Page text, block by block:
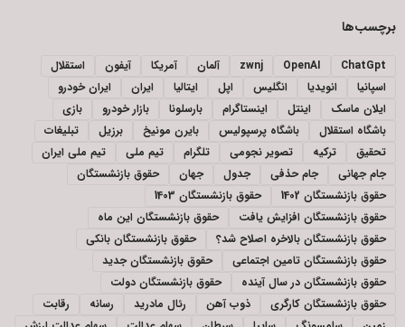
برچسب‌ها
ChatGpt
OpenAI
zwnj آلمان آمریکا آیفون
استقلال
اسپانیا
انویدیا انگلیس اپل ایتالیا ایران
ایران خودرو
ایلان ماسک
اینتل اینستاگرام بارسلونا بازار خودرو
بازی
باشگاه استقلال
باشگاه پرسپولیس بایرن مونیخ برزیل
تبلیغات
تحقیق
ترکیه تصویر نجومی تلگرام تیم ملی
تیم ملی ایران
جام جهانی
جام حذفی جدول جهان
حقوق بازنشستگان
حقوق بازنشستگان 1402
حقوق بازنشستگان 1403
حقوق بازنشستگان افزایش یافت
حقوق بازنشستگان این ماه
حقوق بازنشستگان بالاخره اصلاح شد؟
حقوق بازنشستگان بانکی
حقوق بازنشستگان تامین اجتماعی
حقوق بازنشستگان جدید
حقوق بازنشستگان در سال آینده
حقوق بازنشستگان دولت
حقوق بازنشستگان کارگری
ذوب آهن رئال مادرید رسانه
رقابت